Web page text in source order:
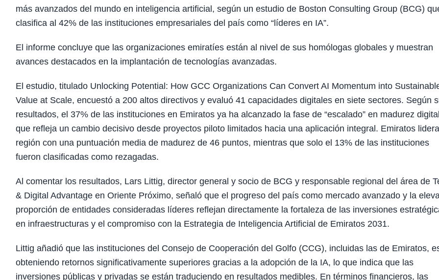
más avanzados del mundo en inteligencia artificial, según un estudio de Boston Consulting Group (BCG)
clasifica al 42% de las instituciones empresariales del país como “líderes en IA”.
El informe concluye que las organizaciones emiratíes están al nivel de sus homólogas globales y muestran
avances destacados en la implantación de tecnologías avanzadas.
El estudio, titulado Unlocking Potential: How GCC Organizations Can Convert AI Momentum into
Value at Scale, encuestó a 200 altos directivos y evaluó 41 capacidades digitales en siete sectores. Según
resultados, el 37% de las instituciones en Emiratos ya ha alcanzado la fase de “escalado” en madurez
que refleja un cambio decisivo desde proyectos piloto limitados hacia una aplicación integral. Emiratos
región con una puntuación media de madurez de 46 puntos, mientras que solo el 13% de las instituciones
fueron clasificadas como rezagadas.
Al comentar los resultados, Lars Littig, director general y socio de BCG y responsable regional del área de
& Digital Advantage en Oriente Próximo, señaló que el progreso del país como mercado avanzado y la
proporción de entidades consideradas líderes reflejan directamente la fortaleza de las inversiones
en infraestructuras y el compromiso con la Estrategia de Inteligencia Artificial de Emiratos 2031.
Littig añadió que las instituciones del Consejo de Cooperación del Golfo (CCG), incluidas las de Emiratos,
obteniendo retornos significativamente superiores gracias a la adopción de la IA, lo que indica que las
inversiones públicas y privadas se están traduciendo en resultados medibles. En términos financieros, las